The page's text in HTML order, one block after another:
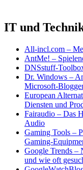
IT und
All-incl.com –
AntMe! –
DNSstuff-
Dr. Windows –
Microsoft-
European
Diensten und
Fairaudio – Das
Audio
Gaming Tools –
Gaming-
Google Trends –
und wie oft